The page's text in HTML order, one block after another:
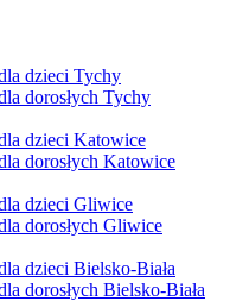
dzieci Tychy
dorosłych Tychy
dzieci Katowice
dorosłych Katowice
dzieci Gliwice
dorosłych Gliwice
dzieci Bielsko-Biała
dorosłych Bielsko-Biała